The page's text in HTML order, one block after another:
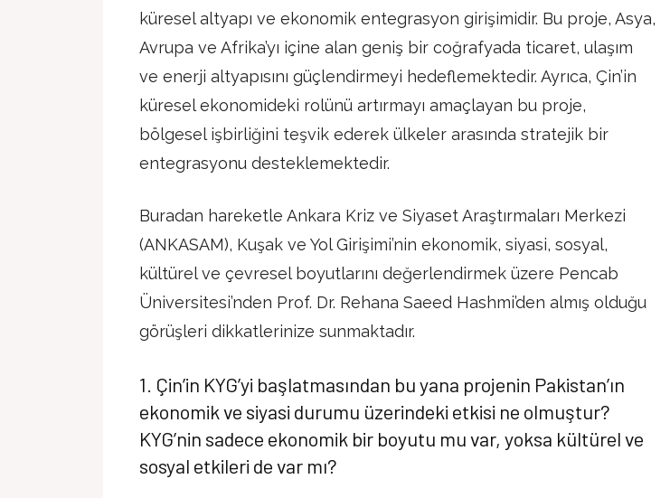
küresel altyapı ve ekonomik entegrasyon girişimidir. Bu proje, Asya,
Avrupa ve Afrika’yı içine alan geniş bir coğrafyada ticaret, ulaşım
ve enerji altyapısını güçlendirmeyi hedeflemektedir. Ayrıca, Çin’in
küresel ekonomideki rolünü artırmayı amaçlayan bu proje,
bölgesel işbirliğini teşvik ederek ülkeler arasında stratejik bir
entegrasyonu desteklemektedir.
Buradan hareketle Ankara Kriz ve Siyaset Araştırmaları Merkezi
(ANKASAM), Kuşak ve Yol Girişimi’nin ekonomik, siyasi, sosyal,
kültürel ve çevresel boyutlarını değerlendirmek üzere Pencab
Üniversitesi’nden Prof. Dr. Rehana Saeed Hashmi’den almış olduğu
görüşleri dikkatlerinize sunmaktadır.
1. Çin’in KYG’yi başlatmasından bu yana projenin Pakistan’ın
ekonomik ve siyasi durumu üzerindeki etkisi ne olmuştur?
KYG’nin sadece ekonomik bir boyutu mu var, yoksa kültürel ve
sosyal etkileri de var mı?